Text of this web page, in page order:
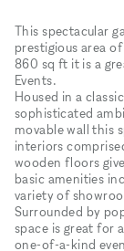
This spectacular
prestigious area
860 sq ft it is a
Events.
Housed in a
sophisticated
movable wall this
interiors
wooden floors
basic amenities
variety of
Surrounded by
space is great for
one-of-a-kind